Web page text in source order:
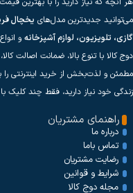
می‌توانید جدیدترین مدل‌های یخچال
گازی، تلویزیون، لوازم آشپزخانه و انواع
دوج کالا با تنوع بالا، ضمانت اصالت
مطمئن و لذت‌بخش از خرید اینترنتی
زندگی خود نیاز دارید، فقط چند کلیک
راهنمای مشتریان
درباره ما
تماس باما
رضایت مشتریان
شرایط و قوانین
مجله دوج کالا